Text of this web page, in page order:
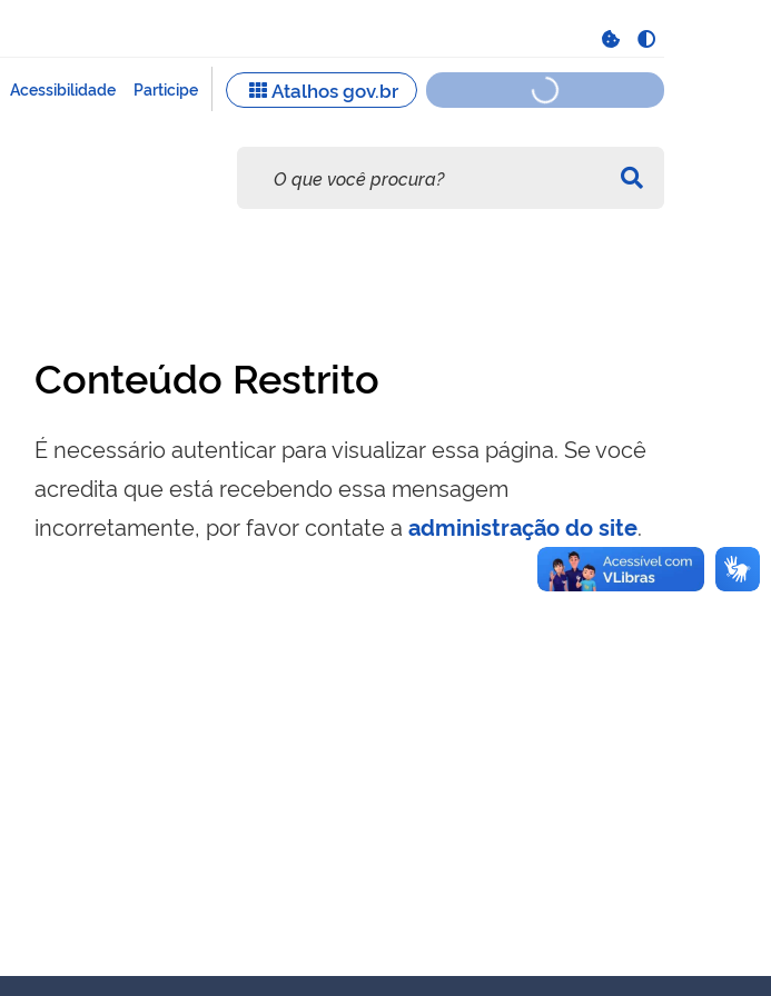
Conteúdo Restrito
É necessário autenticar para visualizar essa página. Se você
acredita que está recebendo essa mensagem
incorretamente, por favor contate a administração do site.